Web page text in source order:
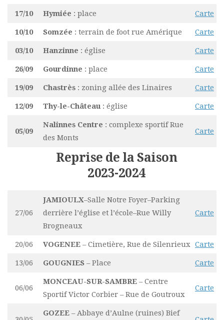
17/10 Hymiée : place Carte
10/10 Somzée : terrain de foot rue Amérique Carte
03/10 Hanzinne : église Carte
26/09 Gourdinne : place Carte
19/09 Chastrès : zoning allée des Linaires Carte
12/09 Thy-le-Château : église Carte
05/09
Nalinnes Centre : complexe sportif Rue
des Monts
Carte
Reprise de la Saison
2023-2024
27/06
JAMIOULX–Salle Notre Foyer–Parking
derrière l’église et l’école–Rue Willy
Brogneaux
Carte
20/06 VOGENEE – Cimetière, Rue de Silenrieux Carte
13/06 GOUGNIES – Place Carte
06/06
MONCEAU-SUR-SAMBRE – Centre
Sportif Victor Corbier – Rue de Goutroux
Carte
GOZEE – Abbaye d’Aulne (ruines) Bief